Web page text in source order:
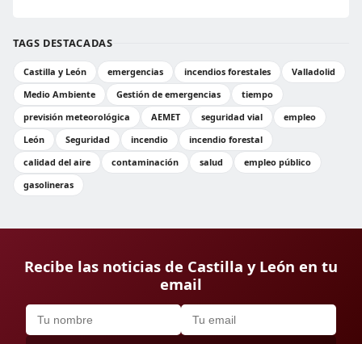
TAGS DESTACADAS
Castilla y León emergencias incendios forestales
Valladolid
Medio Ambiente
Gestión de emergencias
tiempo
previsión meteorológica
AEMET seguridad vial
empleo
León
Seguridad incendio
incendio forestal
calidad del aire
contaminación salud
empleo público
gasolineras
Recibe las noticias de Castilla y León en tu
email